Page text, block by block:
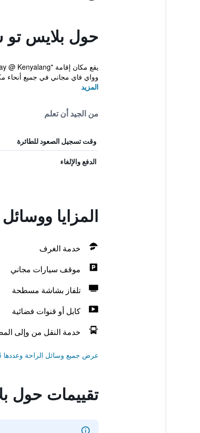
حول بلايس تو
وواي فاي مجاني في جميع أنحاء
المزيد
من الجيد أن تعلم
وقت تسجيل الصعود للطائرة
الدفع والإلغاء
المزايا
خدمة الغرف
موقف سيارات مجاني
تلفاز بشاشة مسطحة
كابل أو قنوات فضائية
خدمة النقل من وإلى
عرض جميع وسائل الراحة وعددها 45
تقييمات حول